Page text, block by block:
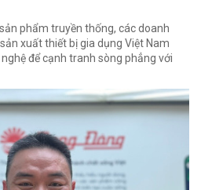
phẩm truyền thống, các doanh
xuất thiết bị gia dụng Việt Nam
để cạnh tranh sòng phẳng với